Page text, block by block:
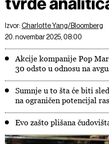
Izvor:Charlotte Yang/Bloomberg
20. novembar 2025, 08:00
Akcije kompanije Pop
30 odsto u odnosu na
Sumnje u to šta će biti
na ograničen potencijal
Evo zašto plišana